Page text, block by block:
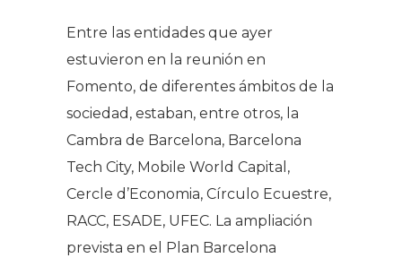
Entre las entidades que ayer
estuvieron en la reunión en
Fomento, de diferentes ámbitos de la
sociedad, estaban, entre otros, la
Cambra de Barcelona, Barcelona
Tech City, Mobile World Capital,
Cercle d’Economia, Círculo Ecuestre,
RACC, ESADE, UFEC. La ampliación
prevista en el Plan Barcelona